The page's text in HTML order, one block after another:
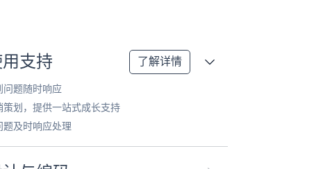
支持 了解详情
问题随时响应
策划，提供一站式成长支持
题及时响应处理